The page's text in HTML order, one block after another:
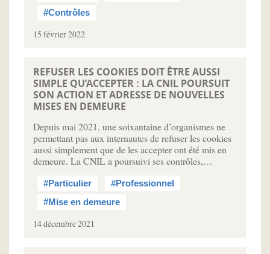
#Contrôles
15 février 2022
REFUSER LES COOKIES DOIT ÊTRE AUSSI
SIMPLE QU’ACCEPTER : LA CNIL POURSUIT
SON ACTION ET ADRESSE DE NOUVELLES
MISES EN DEMEURE
Depuis mai 2021, une soixantaine d’organismes ne
permettant pas aux internautes de refuser les cookies
aussi simplement que de les accepter ont été mis en
demeure. La CNIL a poursuivi ses contrôles,…
#Particulier
#Professionnel
#Mise en demeure
14 décembre 2021